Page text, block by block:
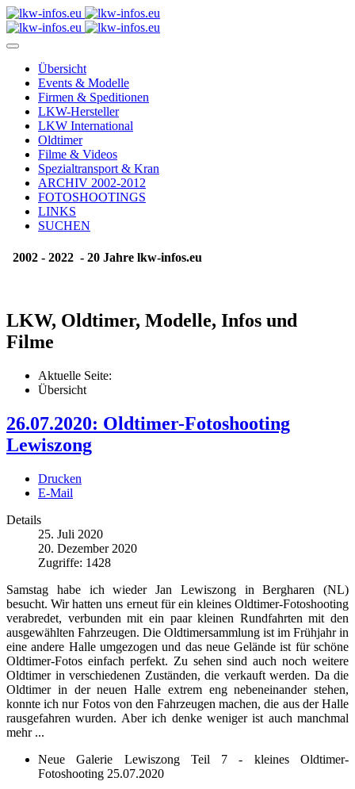
Übersicht
Events & Modelle
Firmen & Speditionen
LKW-Hersteller
LKW International
Oldtimer
Filme & Videos
Spezialtransport & Kran
ARCHIV 2002-2012
FOTOSHOOTINGS
LINKS
SUCHEN
2002 - 2022 - 20 Jahre lkw-infos.eu
LKW, Oldtimer, Modelle, Infos und
Filme
Aktuelle Seite:
Übersicht
26.07.2020: Oldtimer-Fotoshooting
Lewiszong
Drucken
E-Mail
Details
25. Juli 2020
20. Dezember 2020
Zugriffe: 1428
Samstag habe ich wieder Jan Lewiszong in Bergharen (NL)
besucht. Wir hatten uns erneut für ein kleines Oldtimer-Fotoshooting
verabredet, verbunden mit ein paar kleinen Rundfahrten mit den
ausgewählten Fahrzeugen. Die Oldtimersammlung ist im Frühjahr in
eine andere Halle umgezogen und das neue Gelände ist für schöne
Oldtimer-Fotos einfach perfekt. Zu sehen sind auch noch weitere
Oldtimer in verschiedenen Zuständen, die verkauft werden. Da die
Oldtimer in der neuen Halle extrem eng nebeneinander stehen,
konnte ich nur Fotos von den Fahrzeugen machen, die aus der Halle
rausgefahren wurden. Aber ich denke weniger ist auch manchmal
mehr ...
Neue Galerie Lewiszong Teil 7 - kleines Oldtimer-
Fotoshooting 25.07.2020